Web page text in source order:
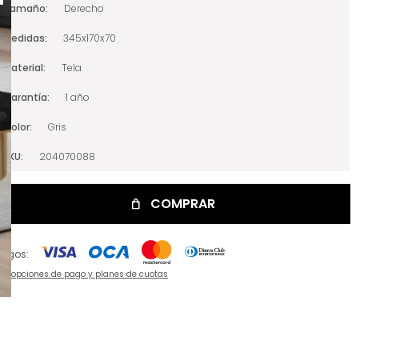
Tamaño Derecho
Medidas 345x170x70
Material Tela
Garantía 1 año
Color Gris
SKU 204070088
COMPRAR
Pagos:
Ver opciones de pago y planes de cuotas